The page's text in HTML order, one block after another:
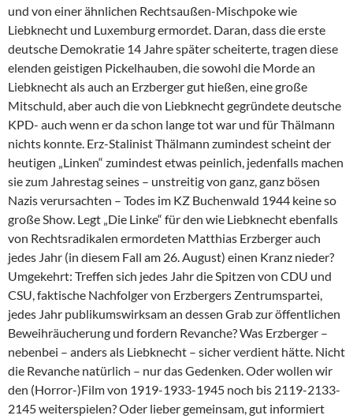
und von einer ähnlichen Rechtsaußen-Mischpoke wie
Liebknecht und Luxemburg ermordet. Daran, dass die erste
deutsche Demokratie 14 Jahre später scheiterte, tragen diese
elenden geistigen Pickelhauben, die sowohl die Morde an
Liebknecht als auch an Erzberger gut hießen, eine große
Mitschuld, aber auch die von Liebknecht gegründete deutsche
KPD- auch wenn er da schon lange tot war und für Thälmann
nichts konnte. Erz-Stalinist Thälmann zumindest scheint der
heutigen „Linken“ zumindest etwas peinlich, jedenfalls machen
sie zum Jahrestag seines – unstreitig von ganz, ganz bösen
Nazis verursachten – Todes im KZ Buchenwald 1944 keine so
große Show. Legt „Die Linke“ für den wie Liebknecht ebenfalls
von Rechtsradikalen ermordeten Matthias Erzberger auch
jedes Jahr (in diesem Fall am 26. August) einen Kranz nieder?
Umgekehrt: Treffen sich jedes Jahr die Spitzen von CDU und
CSU, faktische Nachfolger von Erzbergers Zentrumspartei,
jedes Jahr publikumswirksam an dessen Grab zur öffentlichen
Beweihräucherung und fordern Revanche? Was Erzberger –
nebenbei – anders als Liebknecht – sicher verdient hätte. Nicht
die Revanche natürlich – nur das Gedenken. Oder wollen wir
den (Horror-)Film von 1919-1933-1945 noch bis 2119-2133-
2145 weiterspielen? Oder lieber gemeinsam, gut informiert